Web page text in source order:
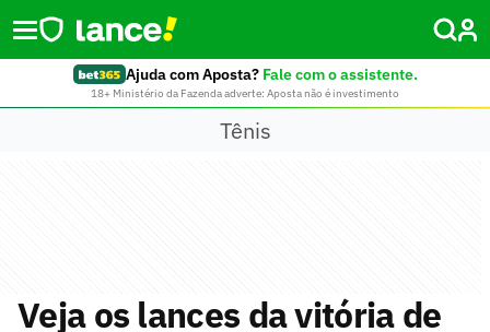
Ajuda com Aposta? Fale com o assistente.
18+ Ministério da Fazenda adverte: Aposta não é investimento
Tênis
Veja os lances da vitória de